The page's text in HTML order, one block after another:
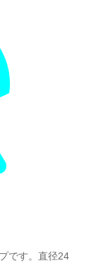
です。直径24